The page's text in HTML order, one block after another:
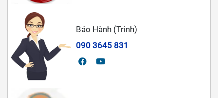
Bảo Hành (Trinh)
090 3645 831